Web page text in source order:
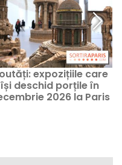
expozițiile care
își deschid porțile în
2026 la Paris